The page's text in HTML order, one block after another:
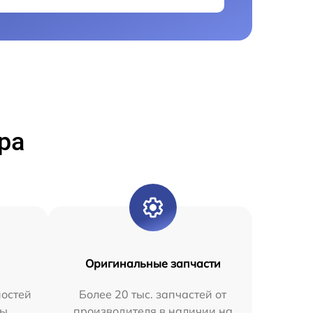
Оригинальные запчасти
Более 20 тыс. запчастей от